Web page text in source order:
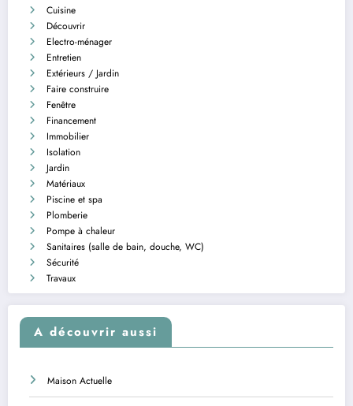
Cuisine
Découvrir
Electro-ménager
Entretien
Extérieurs / Jardin
Faire construire
Fenêtre
Financement
Immobilier
Isolation
Jardin
Matériaux
Piscine et spa
Plomberie
Pompe à chaleur
Sanitaires (salle de bain, douche, WC)
Sécurité
Travaux
A découvrir aussi
Maison Actuelle